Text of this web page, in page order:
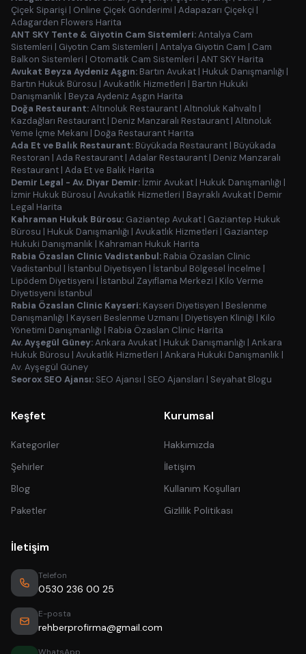
Çiçek Siparişi | Online Çiçek Gönderimi | Adapazarı Çiçekçi |
Adagarden Flowers Harita
ANT SKY Tente & Giyotin Cam Sistemleri:Antalya Cam
Sistemleri | Giyotin Cam Sistemleri | Antalya Giyotin Cam | Cam
Balkon Sistemleri | Otomatik Cam Sistemleri | ANT SKY Harita
Avukat Beyza Aydeniz Aşgın: Bartın Avukat | Hukuk Danışmanlığı |
Bartın Hukuk Bürosu | Avukatlık Hizmetleri | Bartın Hukuki
Danışmanlık | Beyza Aydeniz Aşgın Harita
Doğa Restaurant:Altınoluk Restaurant | Altınoluk Kahvaltı |
Kazdağları Restaurant | Deniz Manzaralı Restaurant | Altınoluk
Yeme İçme Mekanı | Doğa Restaurant Harita
Ada Et ve Balık Restaurant: Büyükada Restaurant | Büyükada
Restoran | Ada Restaurant | Adalar Restaurant | Deniz Manzaralı
Restaurant | Ada Et ve Balık Harita
Demir Legal - Av. Diyar Demir: İzmir Avukat | Hukuk Danışmanlığı |
İzmir Hukuk Bürosu | Avukatlık Hizmetleri | Bayraklı Avukat | Demir
Legal Harita
Kahraman Hukuk Bürosu: Gaziantep Avukat | Gaziantep Hukuk
Bürosu | Hukuk Danışmanlığı | Avukatlık Hizmetleri | Gaziantep
Hukuki Danışmanlık | Kahraman Hukuk Harita
Rabia Özaslan Clinic Vadistanbul: Rabia Özaslan Clinic
Vadistanbul | İstanbul Diyetisyen | İstanbul Bölgesel İncelme |
Lipödem Diyetisyeni | İstanbul Zayıflama Merkezi | Kilo Verme
Diyetisyeni İstanbul
Rabia Özaslan Clinic Kayseri: Kayseri Diyetisyen | Beslenme
Danışmanlığı | Kayseri Beslenme Uzmanı | Diyetisyen Kliniği | Kilo
Yönetimi Danışmanlığı | Rabia Özaslan Clinic Harita
Av. Ayşegül Güney:Ankara Avukat | Hukuk Danışmanlığı | Ankara
Hukuk Bürosu | Avukatlık Hizmetleri | Ankara Hukuki Danışmanlık |
Av. Ayşegül Güney
Seorox SEO Ajansı: SEO Ajansı | SEO Ajansları | Seyahat Blogu
Keşfet
Kategoriler
Şehirler
Blog
Paketler
Kurumsal
Hakkımızda
İletişim
Kullanım Koşulları
Gizlilik Politikası
İletişim
Telefon
0530 236 00 25
E-posta
rehberprofirma@gmail.com